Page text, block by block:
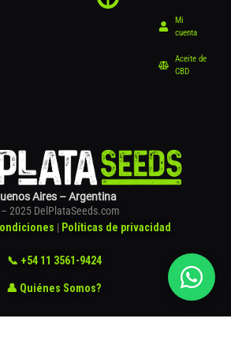
Mi
cuenta
Aceite de
CBD
Aires – Argentina
2025 DelPlataSeeds.com
| Políticas de privacidad
📞 +54 11 3561-9424
👤 Quiénes Somos?